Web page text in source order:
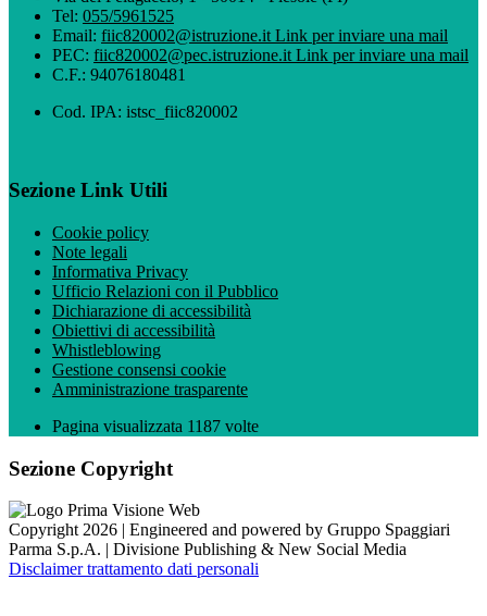
Tel: 055/5961525
Email: fiic820002@istruzione.it Link per inviare una mail
PEC: fiic820002@pec.istruzione.it Link per inviare una mail
C.F.: 94076180481
Cod. IPA: istsc_fiic820002
Sezione Link Utili
Cookie policy
Note legali
Informativa Privacy
Ufficio Relazioni con il Pubblico
Dichiarazione di accessibilità
Obiettivi di accessibilità
Whistleblowing
Gestione consensi cookie
Amministrazione trasparente
Pagina visualizzata 1187 volte
Sezione Copyright
Copyright 2026 | Engineered and powered by Gruppo Spaggiari
Parma S.p.A. | Divisione Publishing & New Social Media
Disclaimer trattamento dati personali